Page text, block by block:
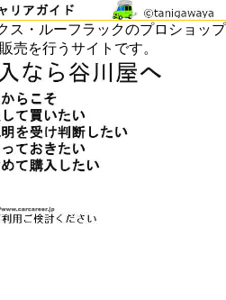
ス・ルーフラックのプロショップ
売を行うサイトです。